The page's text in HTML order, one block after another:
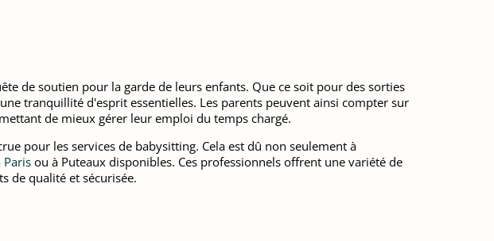
de soutien pour la garde de leurs enfants. Que ce soit pour des sorties
tranquillité d'esprit essentielles. Les parents peuvent ainsi compter sur
de mieux gérer leur emploi du temps chargé.
pour les services de babysitting. Cela est dû non seulement à
Paris ou à Puteaux disponibles. Ces professionnels offrent une variété de
de qualité et sécurisée.